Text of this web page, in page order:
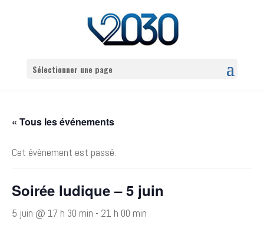
Sélectionner une page
« Tous les événements
Cet évènement est passé.
Soirée ludique – 5 juin
5 juin @ 17 h 30 min - 21 h 00 min